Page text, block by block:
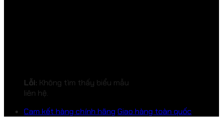
Lỗi: Không tìm thấy biểu mẫu
liên hệ.
Cam kết hàng chính hãng Giao hàng toàn quốc